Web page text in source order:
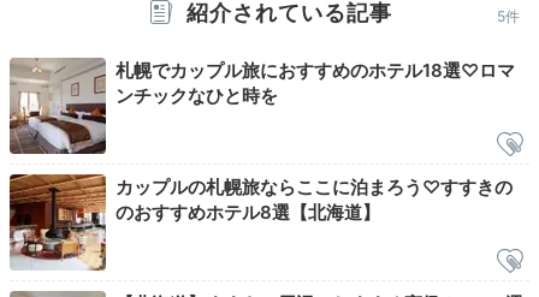
紹介されている記事 5件
札幌でカップル旅におすすめのホテル18選♡ロマ
ンチックなひと時を
カップルの札幌旅ならここに泊まろう♡すすきの
のおすすめホテル8選【北海道】